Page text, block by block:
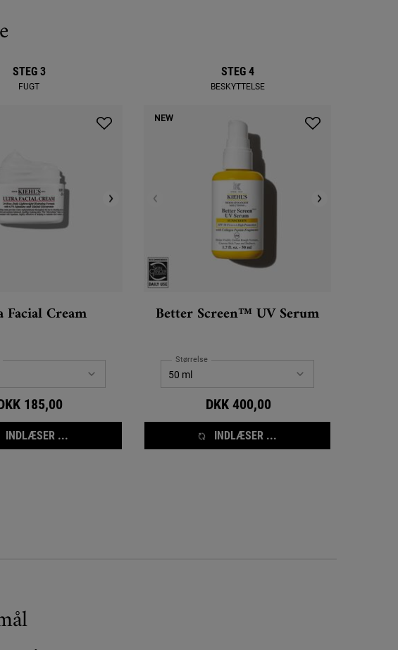
STEG 3
FUGT
Cream
185,00
INDLÆSER ...
STEG 4
BESKYTTELSE
NEW
Better Screen™ UV Serum
Størrelse
DKK 400,00
INDLÆSER ...